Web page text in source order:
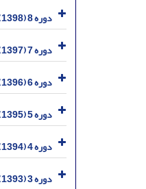
دوره 8 (1398)
دوره 7 (1397)
دوره 6 (1396)
دوره 5 (1395)
دوره 4 (1394)
دوره 3 (1393)